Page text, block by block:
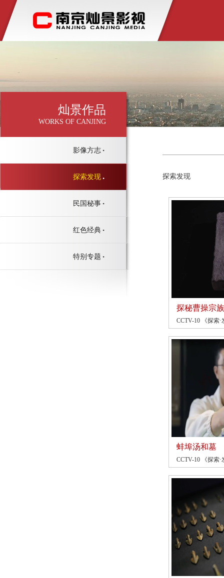
灿景作品
WORKS OF CANJING
影像方志
探索发现
民国秘事
红色经典
特别专题
探索发现
探秘曹操宗
CCTV-10 《探索·
蚌埠汤和墓
CCTV-10 《探索·